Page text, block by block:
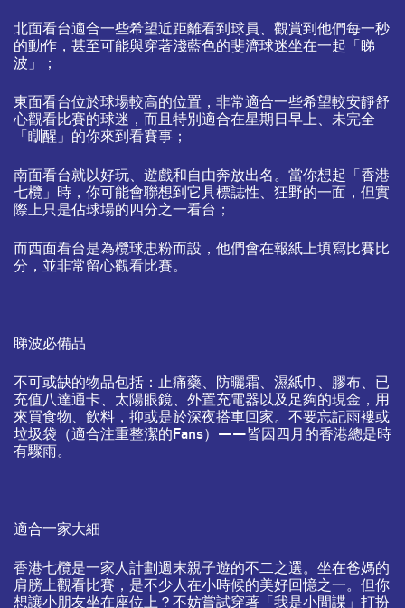
北面看台適合一些希望近距離看到球員、觀賞到他們每一秒
的動作，甚至可能與穿著淺藍色的斐濟球迷坐在一起「睇
波」；
東面看台位於球場較高的位置，非常適合一些希望較安靜舒
心觀看比賽的球迷，而且特別適合在星期日早上、未完全
「瞓醒」的你來到看賽事；
南面看台就以好玩、遊戲和自由奔放出名。當你想起「香港
七欖」時，你可能會聯想到它具標誌性、狂野的一面，但實
際上只是佔球場的四分之一看台；
而西面看台是為欖球忠粉而設，他們會在報紙上填寫比賽比
分，並非常留心觀看比賽。
睇波必備品
不可或缺的物品包括：止痛藥、防曬霜、濕紙巾、膠布、已
充值八達通卡、太陽眼鏡、外置充電器以及足夠的現金，用
來買食物、飲料，抑或是於深夜搭車回家。不要忘記雨褸或
垃圾袋（適合注重整潔的Fans）——皆因四月的香港總是時
有驟雨。
適合一家大細
香港七欖是一家人計劃週末親子遊的不二之選。坐在爸媽的
肩膀上觀看比賽，是不少人在小時候的美好回憶之一。但你
想讓小朋友坐在座位上？不妨嘗試穿著「我是小間諜」打扮